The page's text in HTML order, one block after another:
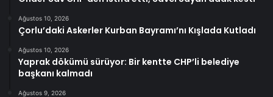
Ağustos 10, 2026
Çorlu’daki Askerler Kurban Bayramı’nı Kışlada Kutladı
Ağustos 10, 2026
Yaprak dökümü sürüyor: Bir kentte CHP’li belediye
başkanı kalmadı
Ağustos 9, 2026